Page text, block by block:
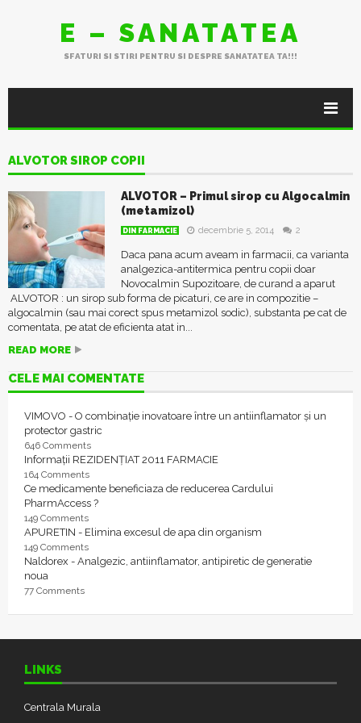
E – SANATATEA
SFATURI SI STIRI PENTRU SI DESPRE SANATATEA TA!!!
ALVOTOR SIROP COPII
ALVOTOR – Primul sirop cu Algocalmin
(metamizol)
DIN FARMACIE decembrie 5, 2014 2
Daca pana acum aveam in farmacii, ca varianta
analgezica-antitermica pentru copii doar
Novocalmin Supozitoare, de curand a aparut
ALVOTOR : un sirop sub forma de picaturi, ce are in compozitie –
algocalmin (sau mai corect spus metamizol sodic), substanta pe cat de
comentata, pe atat de eficienta atat in...
READ MORE
CELE MAI COMENTATE
VIMOVO - O combinație inovatoare între un antiinflamator și un
protector gastric
646 Comments
Informații REZIDENȚIAT 2011 FARMACIE
164 Comments
Ce medicamente beneficiaza de reducerea Cardului
PharmAccess ?
149 Comments
APURETIN - Elimina excesul de apa din organism
149 Comments
Naldorex - Analgezic, antiinflamator, antipiretic de generatie
noua
77 Comments
LINKS
Centrala Murala